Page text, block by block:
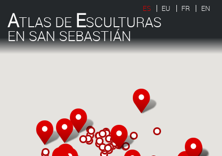
ATLAS DE ESCULTURAS
EN SAN SEBASTIÁN
ES EU FR EN